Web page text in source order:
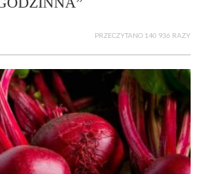
PRZECZYTANO 140 936 RAZY